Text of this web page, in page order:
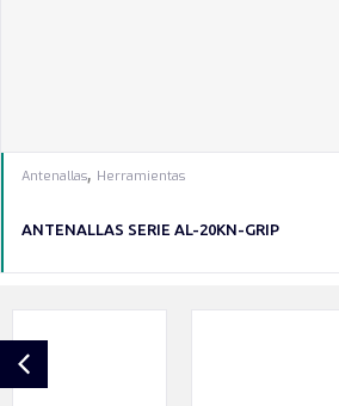
Antenallas, Herramientas
ANTENALLAS SERIE AL-20KN-GRIP